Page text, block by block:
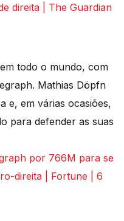
direita | The Guardian
todo o mundo, com
Mathias Döpfn
e, em várias ocasiões,
para defender as suas
por 766M para se
direita | Fortune | 6